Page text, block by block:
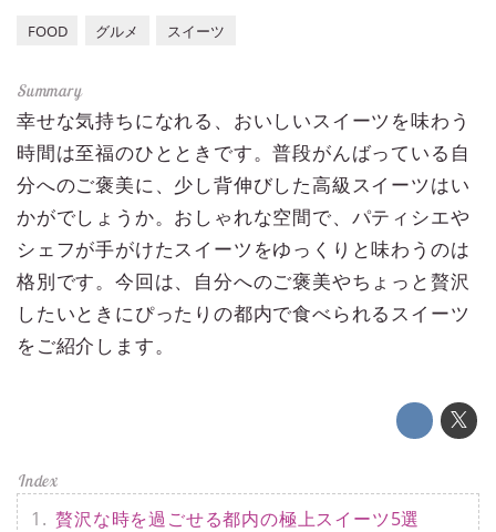
FOOD グルメ スイーツ
幸せな気持ちになれる、おいしいスイーツを味わう
時間は至福のひとときです。普段がんばっている自
分へのご褒美に、少し背伸びした高級スイーツはい
かがでしょうか。おしゃれな空間で、パティシエや
シェフが手がけたスイーツをゆっくりと味わうのは
格別です。今回は、自分へのご褒美やちょっと贅沢
したいときにぴったりの都内で食べられるスイーツ
をご紹介します。
贅沢な時を過ごせる都内の極上スイーツ5選